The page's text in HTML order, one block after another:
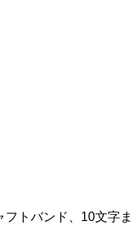
トバンド、10文字